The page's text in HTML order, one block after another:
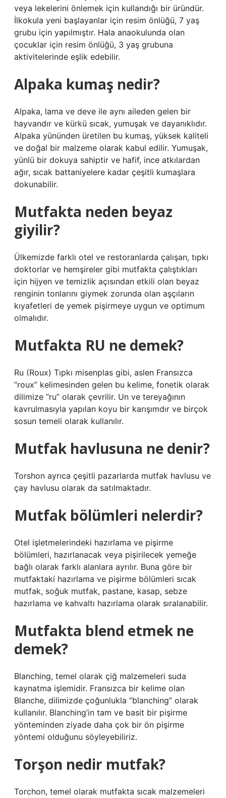
veya lekelerini önlemek için kullandığı bir üründür.
İlkokula yeni başlayanlar için resim önlüğü, 7 yaş
grubu için yapılmıştır. Hala anaokulunda olan
çocuklar için resim önlüğü, 3 yaş grubuna
aktivitelerinde eşlik edebilir.
Alpaka kumaş nedir?
Alpaka, lama ve deve ile aynı aileden gelen bir
hayvandır ve kürkü sıcak, yumuşak ve dayanıklıdır.
Alpaka yününden üretilen bu kumaş, yüksek kaliteli
ve doğal bir malzeme olarak kabul edilir. Yumuşak,
yünlü bir dokuya sahiptir ve hafif, ince atkılardan
ağır, sıcak battaniyelere kadar çeşitli kumaşlara
dokunabilir.
Mutfakta neden beyaz
giyilir?
Ülkemizde farklı otel ve restoranlarda çalışan, tıpkı
doktorlar ve hemşireler gibi mutfakta çalıştıkları
için hijyen ve temizlik açısından etkili olan beyaz
renginin tonlarını giymek zorunda olan aşçıların
kıyafetleri de yemek pişirmeye uygun ve optimum
olmalıdır.
Mutfakta RU ne demek?
Ru (Roux) Tıpkı misenplas gibi, aslen Fransızca
“roux” kelimesinden gelen bu kelime, fonetik olarak
dilimize “ru” olarak çevrilir. Un ve tereyağının
kavrulmasıyla yapılan koyu bir karışımdır ve birçok
sosun temeli olarak kullanılır.
Mutfak havlusuna ne denir?
Torshon ayrıca çeşitli pazarlarda mutfak havlusu ve
çay havlusu olarak da satılmaktadır.
Mutfak bölümleri nelerdir?
Otel işletmelerindeki hazırlama ve pişirme
bölümleri, hazırlanacak veya pişirilecek yemeğe
bağlı olarak farklı alanlara ayrılır. Buna göre bir
mutfaktaki hazırlama ve pişirme bölümleri sıcak
mutfak, soğuk mutfak, pastane, kasap, sebze
hazırlama ve kahvaltı hazırlama olarak sıralanabilir.
Mutfakta blend etmek ne
demek?
Blanching, temel olarak çiğ malzemeleri suda
kaynatma işlemidir. Fransızca bir kelime olan
Blanche, dilimizde çoğunlukla “blanching” olarak
kullanılır. Blanching’in tam ve basit bir pişirme
yönteminden ziyade daha çok bir ön pişirme
yöntemi olduğunu söyleyebiliriz.
Torşon nedir mutfak?
Torchon, temel olarak mutfakta sıcak malzemeleri